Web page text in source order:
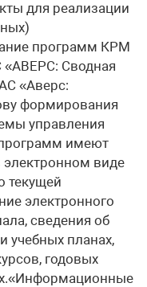
для реализации
программ КРМ
Сводная
«Аверс:
формирования
управления
имеют
электронном виде
текущей
электронного
сведения об
учебных планах,
годовых